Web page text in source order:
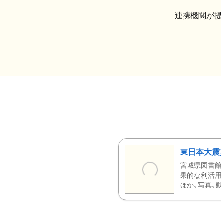
連携機関が
東日本大
宮城県図書
果的な利活
ほか、写真、